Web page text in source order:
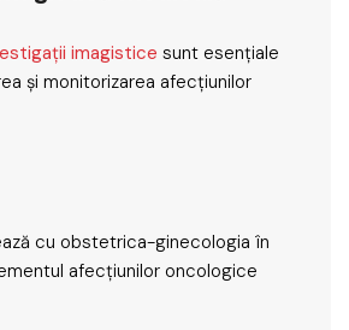
imagistice sunt esențiale
și monitorizarea afecțiunilor
cu obstetrica-ginecologia în
afecțiunilor oncologice